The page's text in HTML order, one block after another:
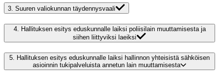
3. Suuren valiokunnan täydennysvaali
4. Hallituksen esitys eduskunnalle laiksi poliisilain muuttamisesta ja
siihen liittyviksi laeiksi
5.
Hallituksen esitys eduskunnalle laiksi hallinnon yhteisistä sähköisen
asioinnin tukipalveluista annetun lain muuttamisesta